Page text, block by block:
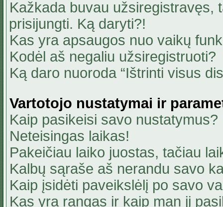
Kažkada buvau užsiregistravęs,
prisijungti. Ką daryti?!
Kas yra apsaugos nuo vaikų
Kodėl aš negaliu užsiregistruoti?
Ką daro nuoroda “Ištrinti visus
Vartotojo nustatymai ir
Kaip pasikeisi savo nustatymus?
Neteisingas laikas!
Pakeičiau laiko juostas, tačiau
Kalbų sąraše aš nerandu savo
Kaip įsidėti paveikslėlį po savo
Kas yra rangas ir kaip man jį